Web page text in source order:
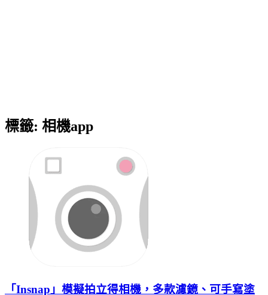
標籤: 相機app
「Insnap」模擬拍立得相機，多款濾鏡、可手寫塗